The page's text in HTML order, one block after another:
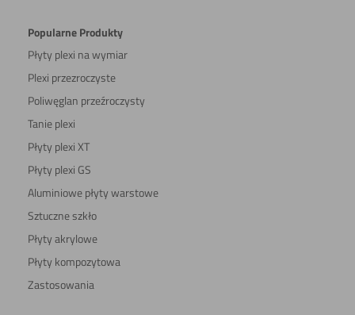
Popularne Produkty
Płyty plexi na wymiar
Plexi przezroczyste
Poliwęglan przeźroczysty
Tanie plexi
Płyty plexi XT
Płyty plexi GS
Aluminiowe płyty warstowe
Sztuczne szkło
Płyty akrylowe
Płyty kompozytowa
Zastosowania